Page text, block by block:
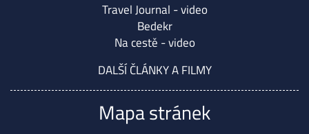
Travel Journal - video
Bedekr
Na cestě - video
DALŠÍ ČLÁNKY A FILMY
Mapa stránek